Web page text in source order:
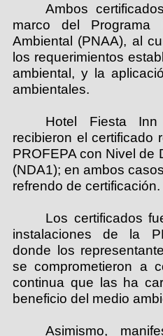
Ambos
marco del Programa
Ambiental (PNAA), al
los requerimientos
ambiental, y la
ambientales.
Hotel Fiesta
recibieron el certificado
PROFEPA con Nivel de
(NDA1); en ambos
refrendo de certificación.
Los certificados
instalaciones de la
donde los
se comprometieron a
continua que las ha
beneficio del medio
Asimismo,